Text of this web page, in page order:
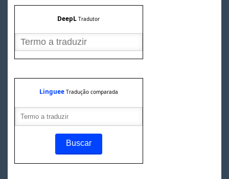
DeepL Tradutor
Linguee Tradução comparada